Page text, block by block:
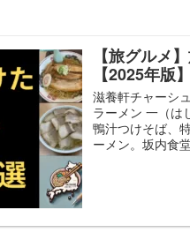
【旅グルメ
【2025年版】
滋養軒チャーシ
ラーメン 一（は
鴨汁つけそば、
ーメン。坂内食